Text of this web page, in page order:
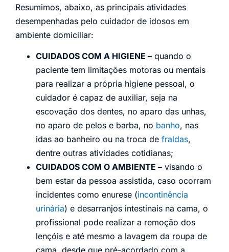
Resumimos, abaixo, as principais atividades
desempenhadas pelo cuidador de idosos em
ambiente domiciliar:
CUIDADOS COM A HIGIENE – quando o
paciente tem limitações motoras ou mentais
para realizar a própria higiene pessoal, o
cuidador é capaz de auxiliar, seja na
escovação dos dentes, no aparo das unhas,
no aparo de pelos e barba, no banho, nas
idas ao banheiro ou na troca de fraldas,
dentre outras atividades cotidianas;
CUIDADOS COM O AMBIENTE – visando o
bem estar da pessoa assistida, caso ocorram
incidentes como enurese (incontinência
urinária) e desarranjos intestinais na cama, o
profissional pode realizar a remoção dos
lençóis e até mesmo a lavagem da roupa de